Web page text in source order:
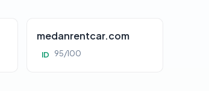
medanrentcar.com
ID 95/100